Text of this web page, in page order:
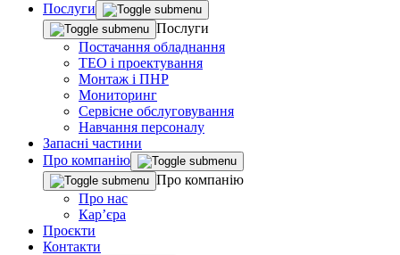
Послуги
Послуги
Постачання обладнання
ТЕО і проектування
Монтаж і ПНР
Мониторинг
Сервісне обслуговування
Навчання персоналу
Запасні частини
Про компанію
Про компанію
Про нас
Кар’єра
Проєкти
Контакти